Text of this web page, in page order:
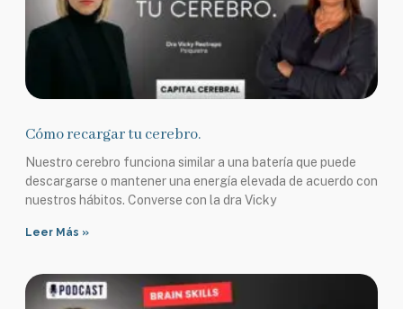
Cómo recargar tu cerebro.
Nuestro cerebro funciona similar a una batería que puede
descargarse o mantener una energía elevada de acuerdo con
nuestros hábitos. Converse con la dra Vicky
Leer Más »